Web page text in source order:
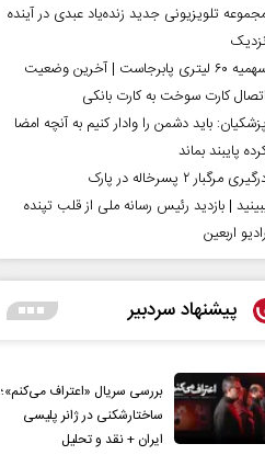
تلویزیونی جدید زنده‌یاد عبدی در آینده
نزدیک
سهمیه ۶۰ لیتری پابرجاست | آخرین وضعیت
اتصال کارت سوخت به کارت بانکی
پزشکیان: باید دشمن را وادار کنیم به آنچه امضا
پایبند بماند
مرگبار ۲ پسرخاله در پارک
| بازدید رئیس رسانه ملی از قلب تپنده
رادیو اربعین
پیشنهاد سردبیر
بررسی سریال «اعتراف می‌کنم»؛
ساختارشکنی در ژانر پلیسی
ایران + نقد و تحلیل